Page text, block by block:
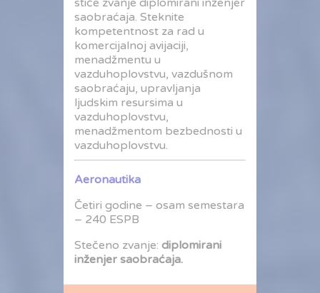
saobraćaja. Steknite
kompetentnost za rad u
komercijalnoj avijaciji,
menadžmentu u
vazduhoplovstvu, vazdušnom
saobraćaju, upravljanja
ljudskim resursima u
vazduhoplovstvu,
menadžmentom bezbednosti u
vazduhoplovstvu.
Aeronautika
Četiri godine – osam semestara
– 240 ESPB
Stečeno zvanje: diplomirani
inženjer saobraćaja.